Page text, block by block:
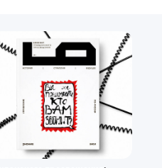
это значит?